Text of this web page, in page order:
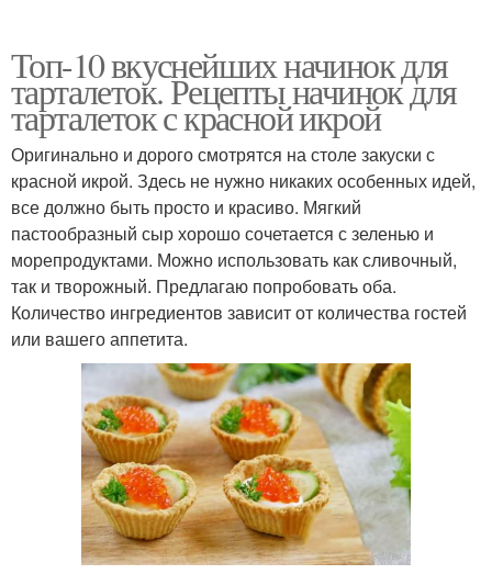
Топ-10 вкуснейших начинок для
тарталеток. Рецепты начинок для
тарталеток с красной икрой
Оригинально и дорого смотрятся на столе закуски с
красной икрой. Здесь не нужно никаких особенных идей,
все должно быть просто и красиво. Мягкий
пастообразный сыр хорошо сочетается с зеленью и
морепродуктами. Можно использовать как сливочный,
так и творожный. Предлагаю попробовать оба.
Количество ингредиентов зависит от количества гостей
или вашего аппетита.